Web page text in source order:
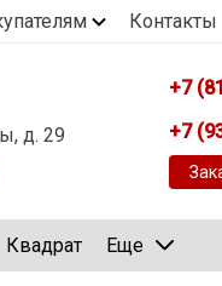
Контакты
д. 29
+7
+7
Квадрат Еще